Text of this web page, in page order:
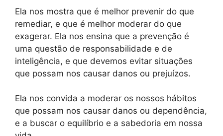
Ela nos mostra que é melhor prevenir do que
remediar, e que é melhor moderar do que
exagerar. Ela nos ensina que a prevenção é
uma questão de responsabilidade e de
inteligência, e que devemos evitar situações
que possam nos causar danos ou prejuízos.
Ela nos convida a moderar os nossos hábitos
que possam nos causar danos ou dependência,
e a buscar o equilíbrio e a sabedoria em nossa